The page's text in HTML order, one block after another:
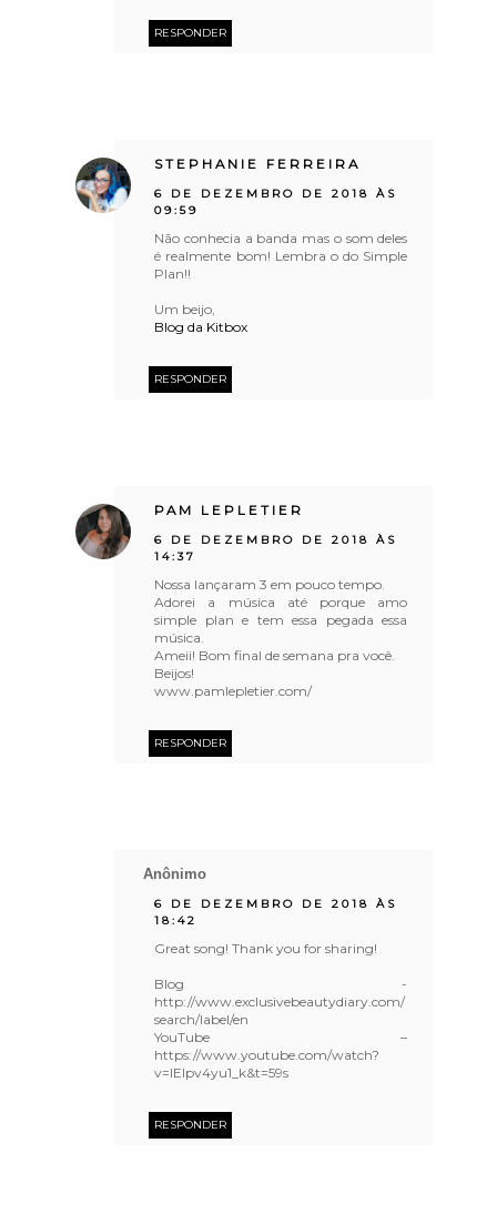
RESPONDER
STEPHANIE FERREIRA
6 DE DEZEMBRO DE 2018 ÀS
09:59
Não conhecia a banda mas o som deles
é realmente bom! Lembra o do Simple
Plan!!
Um beijo,
Blog da Kitbox
RESPONDER
PAM LEPLETIER
6 DE DEZEMBRO DE 2018 ÀS
14:37
Nossa lançaram 3 em pouco tempo.
Adorei a música até porque amo
simple plan e tem essa pegada essa
música.
Ameii! Bom final de semana pra você.
Beijos!
www.pamlepletier.com/
RESPONDER
Anônimo
6 DE DEZEMBRO DE 2018 ÀS
18:42
Great song! Thank you for sharing!
Blog -
http://www.exclusivebeautydiary.com/
search/label/en
YouTube –
https://www.youtube.com/watch?
v=lElpv4yu1_k&t=59s
RESPONDER